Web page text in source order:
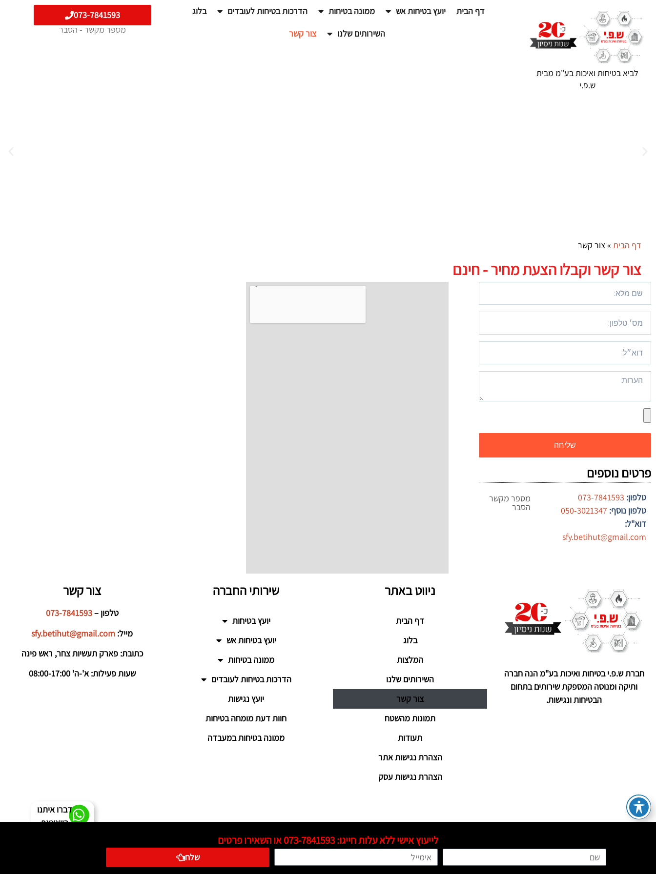
לביא בטיחות ואיכות בע"מ מבית
ש.פ.י
דף הבית יועץ בטיחות אש ממונה בטיחות הדרכות בטיחות לעובדים
בלוג
השירותים שלנו
צור קשר
073-7841593
מספר מקשר - הסבר
דף הבית »צור קשר
צור קשר וקבלו הצעת מחיר - חינם
שליחה
פרטים נוספים
טלפון: 073-7841593
טלפון נוסף: 050-3021347
דוא"ל:
sfy.betihut@gmail.com
מספר מקשר
הסבר
לייעוץ אישי ללא עלות חייגו:073-7841593או השאירו פרטים
שלח
חברת ש.פ.י בטיחות ואיכות בע"מ הנה חברה
ותיקה ומנוסה המספקת שירותים בתחום
הבטיחות ונגישות.
ניווט באתר
דף הבית
בלוג
המלצות
השירותים שלנו
צור קשר
תמונות מהשטח
תעודות
הצהרת נגישות אתר
הצהרת נגישות עסק
שירותי החברה
יועץ בטיחות
יועץ בטיחות אש
ממונה בטיחות
הדרכות בטיחות לעובדים
יועץ נגישות
חוות דעת מומחה בטיחות
ממונה בטיחות במעבדה
צור קשר
טלפון –073-7841593
מייל: sfy.betihut@gmail.com
כתובת: פארק תעשיות צחר, ראש פינה
שעות פעילות: א'-ה' 08:00-17:00
דברו איתנו
בוואצאפ